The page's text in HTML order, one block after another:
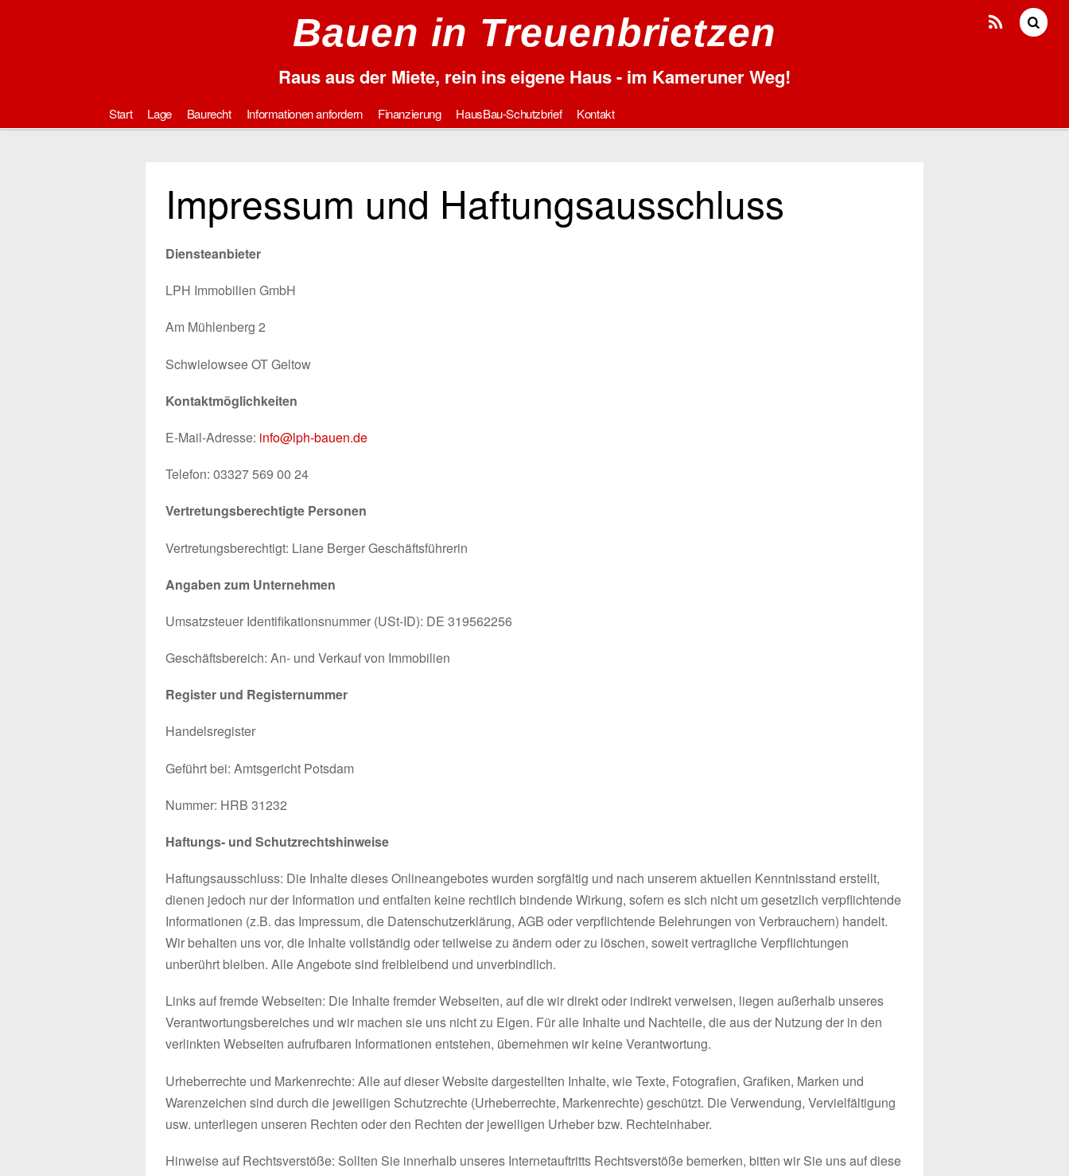
Bauen in Treuenbrietzen
Raus aus der Miete, rein ins eigene Haus - im Kameruner Weg!
Start Lage Baurecht Informationen anfordern Finanzierung HausBau-Schutzbrief Kontakt
Impressum und Haftungsausschluss
Diensteanbieter
LPH Immobilien GmbH
Am Mühlenberg 2
Schwielowsee OT Geltow
Kontaktmöglichkeiten
E-Mail-Adresse: info@lph-bauen.de
Telefon: 03327 569 00 24
Vertretungsberechtigte Personen
Vertretungsberechtigt: Liane Berger Geschäftsführerin
Angaben zum Unternehmen
Umsatzsteuer Identifikationsnummer (USt-ID): DE 319562256
Geschäftsbereich: An- und Verkauf von Immobilien
Register und Registernummer
Handelsregister
Geführt bei: Amtsgericht Potsdam
Nummer: HRB 31232
Haftungs- und Schutzrechtshinweise
Haftungsausschluss: Die Inhalte dieses Onlineangebotes wurden sorgfältig und nach unserem aktuellen Kenntnisstand erstellt,
dienen jedoch nur der Information und entfalten keine rechtlich bindende Wirkung, sofern es sich nicht um gesetzlich verpflichtende
Informationen (z.B. das Impressum, die Datenschutzerklärung, AGB oder verpflichtende Belehrungen von Verbrauchern) handelt.
Wir behalten uns vor, die Inhalte vollständig oder teilweise zu ändern oder zu löschen, soweit vertragliche Verpflichtungen
unberührt bleiben. Alle Angebote sind freibleibend und unverbindlich.
Links auf fremde Webseiten: Die Inhalte fremder Webseiten, auf die wir direkt oder indirekt verweisen, liegen außerhalb unseres
Verantwortungsbereiches und wir machen sie uns nicht zu Eigen. Für alle Inhalte und Nachteile, die aus der Nutzung der in den
verlinkten Webseiten aufrufbaren Informationen entstehen, übernehmen wir keine Verantwortung.
Urheberrechte und Markenrechte: Alle auf dieser Website dargestellten Inhalte, wie Texte, Fotografien, Grafiken, Marken und
Warenzeichen sind durch die jeweiligen Schutzrechte (Urheberrechte, Markenrechte) geschützt. Die Verwendung, Vervielfältigung
usw. unterliegen unseren Rechten oder den Rechten der jeweiligen Urheber bzw. Rechteinhaber.
Hinweise auf Rechtsverstöße: Sollten Sie innerhalb unseres Internetauftritts Rechtsverstöße bemerken, bitten wir Sie uns auf diese